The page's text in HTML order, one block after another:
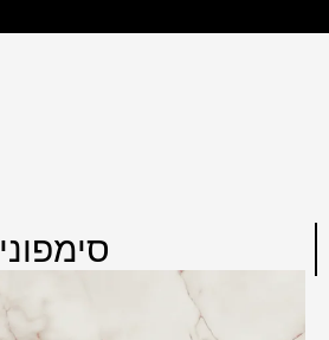
סימפוני